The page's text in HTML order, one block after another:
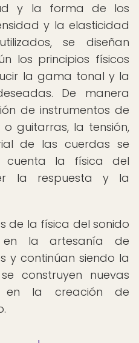
y la forma de los
y la elasticidad
se diseñan
los principios físicos
la gama tonal y la
De manera
de instrumentos de
guitarras, la tensión,
de las cuerdas se
cuenta la física del
la respuesta y la
de la física del sonido
en la artesanía de
y continúan siendo la
construyen nuevas
en la creación de